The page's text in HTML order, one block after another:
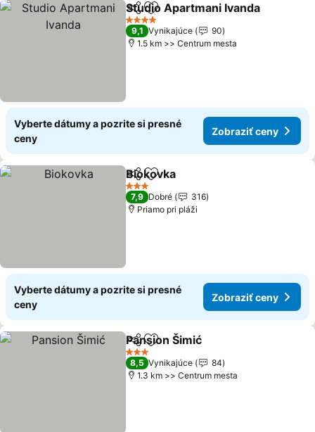
ZdieľaťPridať do obľúbených
Studio Apartmani Ivanda
4 Počet hviezdičiek
9,1 Vynikajúce
90
1.5 km >> Centrum mesta
Vyberte dátumy a pozrite si presné
ceny
Zobraziť ceny
ZdieľaťPridať do obľúbených
Biokovka
3 Počet hviezdičiek
7,9 Dobré
316
Priamo pri pláži
Vyberte dátumy a pozrite si presné
ceny
Zobraziť ceny
ZdieľaťPridať do obľúbených
Pansion Šimić
3 Počet hviezdičiek
8,5 Vynikajúce
84
1.3 km >> Centrum mesta